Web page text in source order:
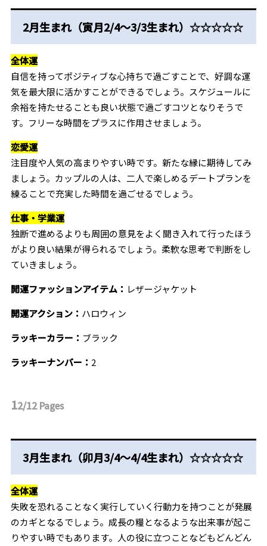
2月生まれ（寅月2/4～3/3生まれ）☆☆☆☆☆
全体運
自信を持ってポジティブな心持ちで過ごすことで、好調な運
気を最大限に活かすことができるでしょう。スケジュールに
余裕を持たせることも良い状態で過ごすコツとなりそうで
す。フリーな時間をプラスに作用させましょう。
恋愛運
注目度や人気の高まりやすい時です。新たな縁に期待してみ
ましょう。カップルの人は、二人で楽しめるデートプランを
練ることで充実した時間を過ごせるでしょう。
仕事・学業運
独断で進めるよりも周囲の意見をよく聞き入れて行ったほう
がより良い結果が得られるでしょう。柔軟な思考で判断をし
ていきましょう。
開運ファッションアイテム： レザージャケット
開運アクション： ハロウィン
ラッキーカラー： ブラック
ラッキーナンバー： 2
12/12Pages
3月生まれ（卯月3/4～4/4生まれ）☆☆☆☆☆
全体運
失敗を恐れることなく実行していく行動力を持つことが発展
のカギとなるでしょう。成長の糧となるような出来事が起こ
りやすい時でもあります。人の役に立つことなどもどんどん